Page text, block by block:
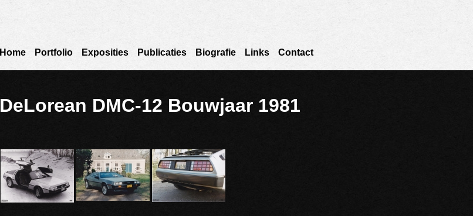
Home Portfolio Exposities Publicaties Biografie Links Contact
DeLorean DMC-12 Bouwjaar 1981